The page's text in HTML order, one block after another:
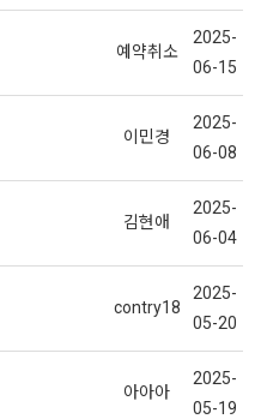
예약취소
2025-
06-15
이민경
2025-
06-08
김현애
2025-
06-04
contry18
2025-
05-20
아아아
2025-
05-19